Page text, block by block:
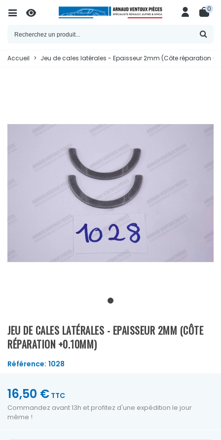
0
Accueil > Jeu de cales latérales - Epaisseur 2mm (Côte réparation
JEU DE CALES LATÉRALES - EPAISSEUR 2MM (CÔTE
RÉPARATION +0.10MM)
Référence: 1028
16,50 € TTC
Commandez avant 13h et profitez d'une expédition le jour
même !